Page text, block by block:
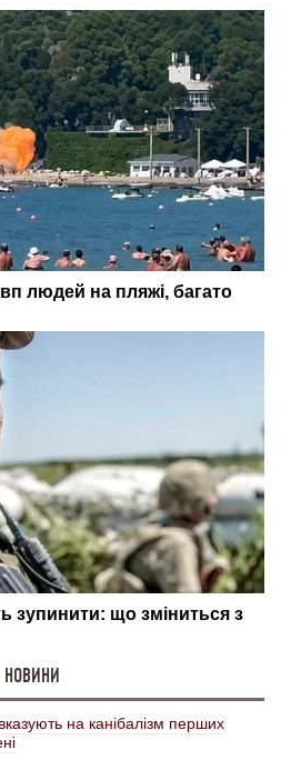
НОВИНИ
на канібалізм перших